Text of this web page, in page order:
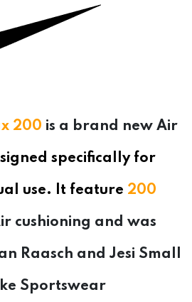
200 is a brand new Air
specifically for
use. It feature 200
cushioning and was
Raasch and Jesi Small
Sportswear.